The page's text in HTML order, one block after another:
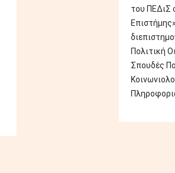
του ΠΕΔιΣ
Πολιτική
Σπουδές